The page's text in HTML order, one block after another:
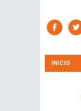
INICIO